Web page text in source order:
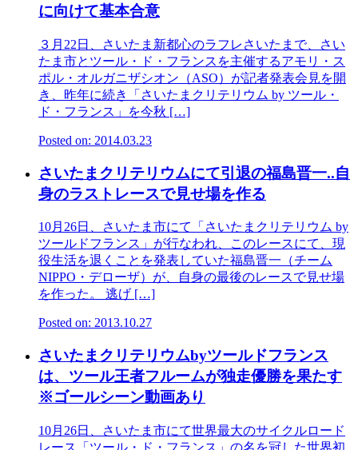
に向けて基本合意
３月22日、さいたま新都心のラフレさいたまで、さい
たま市とツール・ド・フランスを主催するアモリ・ス
ポル・オルガニザシオン（ASO）が記者発表会見を開
き、昨年に続き「さいたまクリテリウム by ツール・
ド・フランス」を今秋 […]
Posted on: 2014.03.23
さいたまクリテリウムにて引退の福島晋一..自
身のラストレースで見せ場を作る
10月26日、さいたま市にて「さいたまクリテリウム by
ツールドフランス」が行なわれ、このレースにて、現
役生活を退くことを発表していた福島晋一（チーム
NIPPO・デローザ）が、自身の最後のレースで見せ場
を作った。 逃げ […]
Posted on: 2013.10.27
さいたまクリテリウムbyツールドフランス
は、ツール王者フルームが独走優勝を果たす
※ゴールシーン動画あり
10月26日、さいたま市にて世界最大のサイクルロード
レース「ツール・ド・フランス」の名を冠した世界初